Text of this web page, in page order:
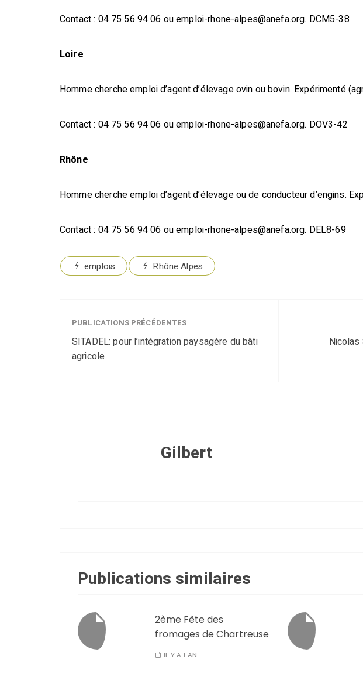
Contact : 04 75 56 94 06 ou emploi-rhone-alpes@anefa.org. DCM5-38
Loire
Homme cherche emploi d’agent d’élevage ovin ou bovin. Expérimenté
Contact : 04 75 56 94 06 ou emploi-rhone-alpes@anefa.org. DOV3-42
Rhône
Homme cherche emploi d’agent d’élevage ou de conducteur d’engins.
Contact : 04 75 56 94 06 ou emploi-rhone-alpes@anefa.org. DEL8-69
emplois Rhône Alpes
PUBLICATIONS PRÉCÉDENTES
SITADEL: pour l’intégration paysagère du bâti
agricole
Nicolas
Gilbert
Publications similaires
2ème Fête des
fromages de Chartreuse
IL Y A 1 AN